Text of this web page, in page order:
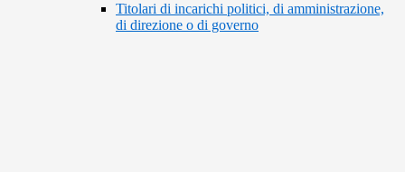
Titolari di incarichi politici, di amministrazione,
di direzione o di governo